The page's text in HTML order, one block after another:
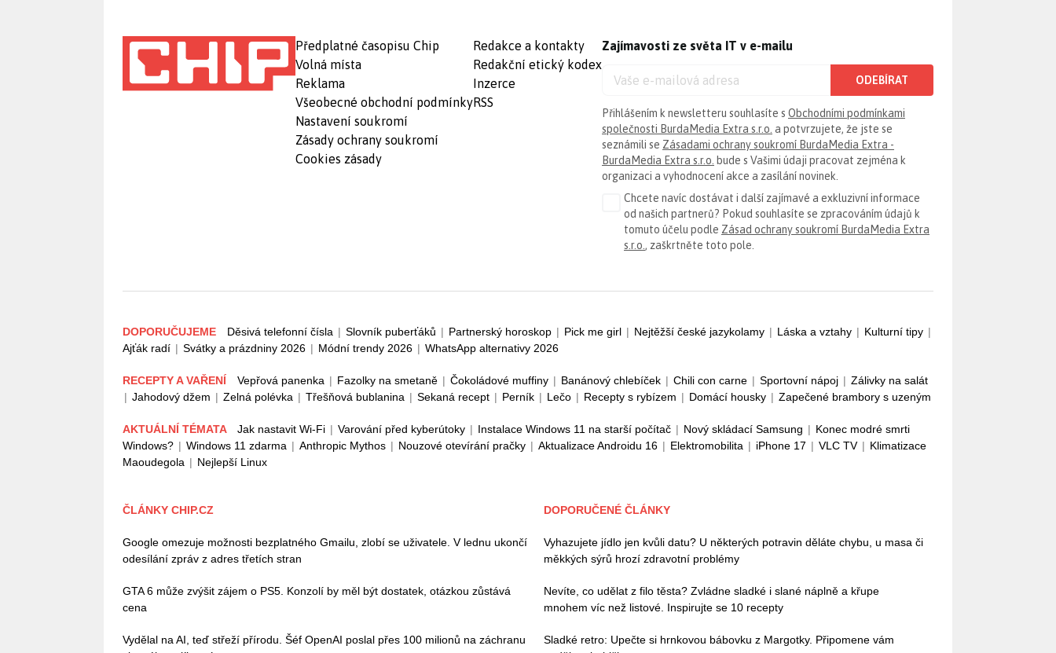
Předplatné časopisu Chip
Volná místa
Reklama
Všeobecné obchodní podmínky
Nastavení soukromí
Zásady ochrany soukromí
Cookies zásady
Redakce a kontakty
Redakční etický kodex
Inzerce
RSS
Zajímavosti ze světa IT v e-mailu
ODEBÍRAT
Přihlášením k newsletteru souhlasíte s Obchodními podmínkami
společnosti BurdaMedia Extra s.r.o. a potvrzujete, že jste se
seznámili se Zásadami ochrany soukromí BurdaMedia Extra -
BurdaMedia Extra s.r.o. bude s Vašimi údaji pracovat zejména k
organizaci a vyhodnocení akce a zasílání novinek.
Chcete navíc dostávat i další zajímavé a exkluzivní informace
od našich partnerů? Pokud souhlasíte se zpracováním údajů k
tomuto účelu podle Zásad ochrany soukromí BurdaMedia Extra
s.r.o. , zaškrtněte toto pole.
DOPORUČUJEME Děsivá telefonní čísla | Slovník puberťáků | Partnerský horoskop | Pick me girl | Nejtěžší české jazykolamy | Láska a vztahy | Kulturní tipy |
Ajťák radí | Svátky a prázdniny 2026 | Módní trendy 2026 | WhatsApp alternativy 2026
RECEPTY A VAŘENÍ Vepřová panenka | Fazolky na smetaně | Čokoládové muffiny | Banánový chlebíček | Chili con carne | Sportovní nápoj | Zálivky na salát
| Jahodový džem | Zelná polévka | Třešňová bublanina | Sekaná recept | Perník | Lečo | Recepty s rybízem | Domácí housky | Zapečené brambory s uzeným
AKTUÁLNÍ TÉMATA Jak nastavit Wi-Fi | Varování před kyberútoky | Instalace Windows 11 na starší počítač | Nový skládací Samsung | Konec modré smrti
Windows? | Windows 11 zdarma | Anthropic Mythos | Nouzové otevírání pračky | Aktualizace Androidu 16 | Elektromobilita | iPhone 17 | VLC TV | Klimatizace
Maoudegola | Nejlepší Linux
ČLÁNKY CHIP.CZ
Google omezuje možnosti bezplatného Gmailu, zlobí se uživatele. V lednu ukončí
odesílání zpráv z adres třetích stran
GTA 6 může zvýšit zájem o PS5. Konzolí by měl být dostatek, otázkou zůstává
cena
Vydělal na AI, teď střeží přírodu. Šéf OpenAI poslal přes 100 milionů na záchranu
DOPORUČENÉ ČLÁNKY
Vyhazujete jídlo jen kvůli datu? U některých potravin děláte chybu, u masa či
měkkých sýrů hrozí zdravotní problémy
Nevíte, co udělat z filo těsta? Zvládne sladké i slané náplně a křupe
mnohem víc než listové. Inspirujte se 10 recepty
Sladké retro: Upečte si hrnkovou bábovku z Margotky. Připomene vám